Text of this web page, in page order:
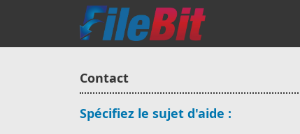
Contact
Spécifiez le sujet d'aide :